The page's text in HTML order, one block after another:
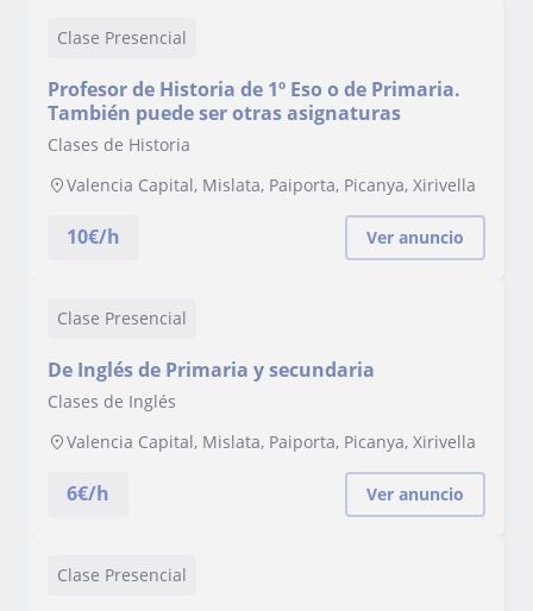
Clase Presencial
Profesor de Historia de 1º Eso o de Primaria.
También puede ser otras asignaturas
Clases de Historia
Valencia Capital, Mislata, Paiporta, Picanya, Xirivella
10€/h Ver anuncio
Clase Presencial
De Inglés de Primaria y secundaria
Clases de Inglés
Valencia Capital, Mislata, Paiporta, Picanya, Xirivella
6€/h Ver anuncio
Clase Presencial